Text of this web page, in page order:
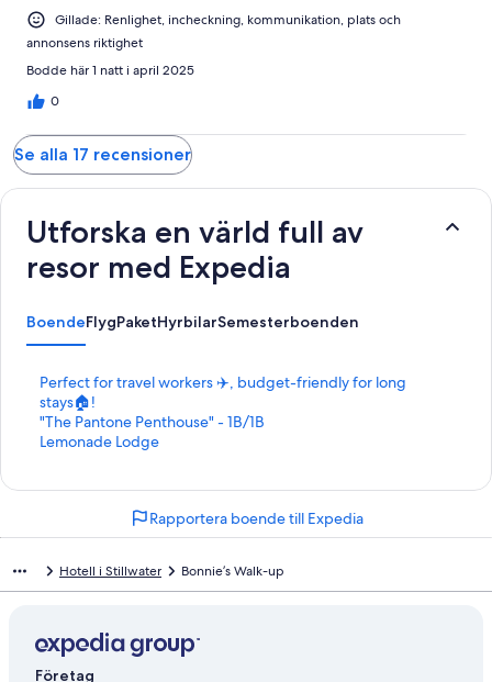
Gillade: Renlighet, incheckning, kommunikation, plats och
annonsens riktighet
Bodde här 1 natt i april 2025
0
Se alla 17 recensioner
Utforska en värld full av
resor med Expedia
BoendeFlygPaketHyrbilarSemesterboenden
Perfect for travel workers ✈️, budget-friendly for long
stays🏠!
L
ä
n
k
s
d
f
ö
r
"The Pantone Penthouse" - 1B/1B
L
ä
l
a
n
f
Lemonade Lodge
L
i
d
a
n
Rapportera boende till Expedia
Hotell i Stillwater Bonnie’s Walk-up
Företag